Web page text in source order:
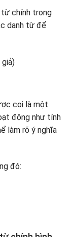
từ chính trong
danh từ để
coi là một
động như tính
làm rõ ý nghĩa
đó: